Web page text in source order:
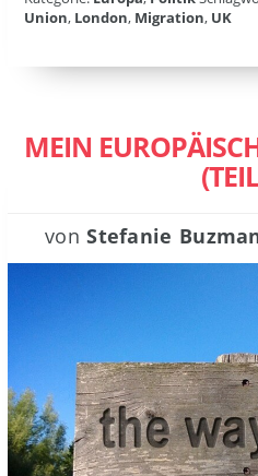
Union, London, Migration, UK
MEIN
vonStefanie